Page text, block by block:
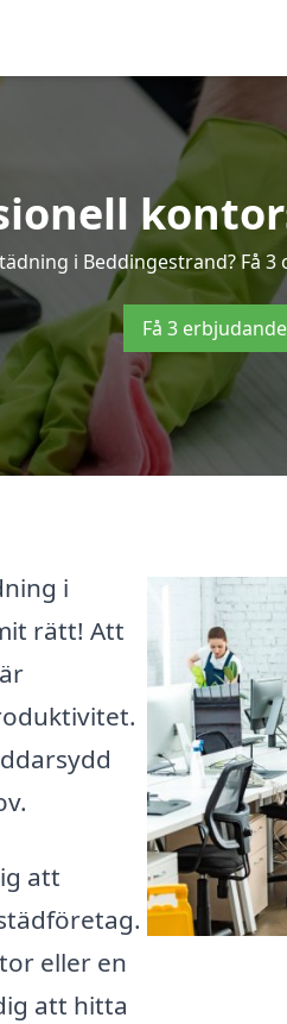
i Beddingestrand? Få
Få 3
i
rätt! Att
att
eller en
att hitta